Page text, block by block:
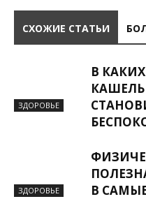
СХОЖИЕ СТАТЬИ
ЗДОРОВЬЕ
В
КАШЕЛЬ
ЗДОРОВЬЕ
В